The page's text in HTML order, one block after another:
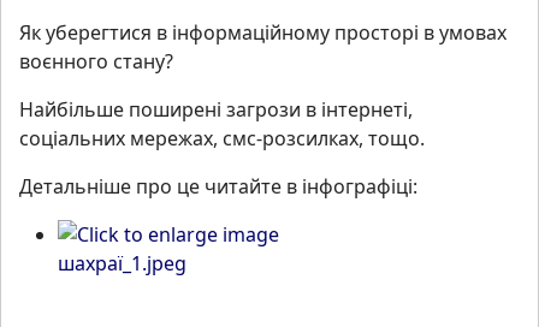
Як уберегтися в інформаційному просторі в умовах
воєнного стану?
Найбільше поширені загрози в інтернеті,
соціальних мережах, смс-розсилках, тощо.
Детальніше про це читайте в інфографіці: